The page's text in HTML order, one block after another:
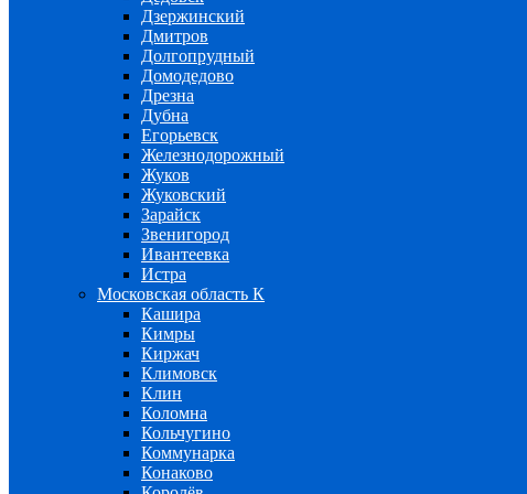
Дзержинский
Дмитров
Долгопрудный
Домодедово
Дрезна
Дубна
Егорьевск
Железнодорожный
Жуков
Жуковский
Зарайск
Звенигород
Ивантеевка
Истра
Московская область К
Кашира
Кимры
Киржач
Климовск
Клин
Коломна
Кольчугино
Коммунарка
Конаково